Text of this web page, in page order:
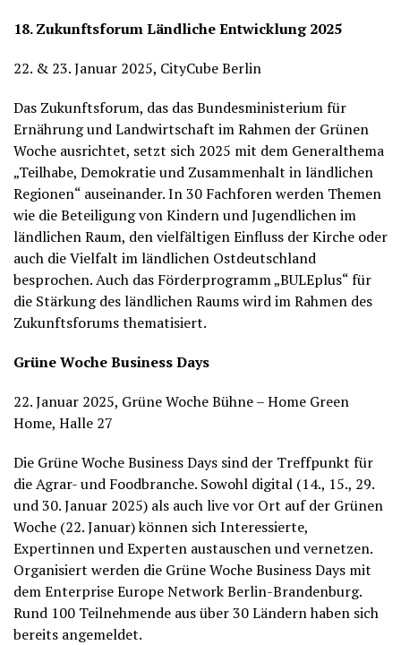
18. Zukunftsforum Ländliche Entwicklung 2025
22. & 23. Januar 2025, CityCube Berlin
Das Zukunftsforum, das das Bundesministerium für
Ernährung und Landwirtschaft im Rahmen der Grünen
Woche ausrichtet, setzt sich 2025 mit dem Generalthema
„Teilhabe, Demokratie und Zusammenhalt in ländlichen
Regionen“ auseinander. In 30 Fachforen werden Themen
wie die Beteiligung von Kindern und Jugendlichen im
ländlichen Raum, den vielfältigen Einfluss der Kirche oder
auch die Vielfalt im ländlichen Ostdeutschland
besprochen. Auch das Förderprogramm „BULEplus“ für
die Stärkung des ländlichen Raums wird im Rahmen des
Zukunftsforums thematisiert.
Grüne Woche Business Days
22. Januar 2025, Grüne Woche Bühne – Home Green
Home, Halle 27
Die Grüne Woche Business Days sind der Treffpunkt für
die Agrar- und Foodbranche. Sowohl digital (14., 15., 29.
und 30. Januar 2025) als auch live vor Ort auf der Grünen
Woche (22. Januar) können sich Interessierte,
Expertinnen und Experten austauschen und vernetzen.
Organisiert werden die Grüne Woche Business Days mit
dem Enterprise Europe Network Berlin-Brandenburg.
Rund 100 Teilnehmende aus über 30 Ländern haben sich
bereits angemeldet.